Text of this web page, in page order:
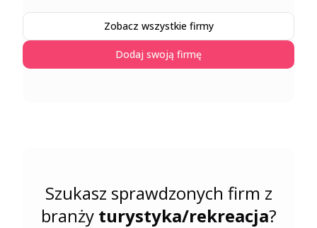
Zobacz wszystkie firmy
Dodaj swoją firmę
Szukasz sprawdzonych firm z
branży turystyka/rekreacja?